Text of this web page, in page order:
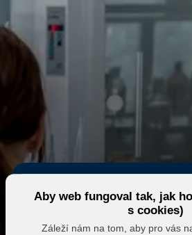
Aby web fungoval tak, jak
s cookies)
Záleží nám na tom, aby pro vás